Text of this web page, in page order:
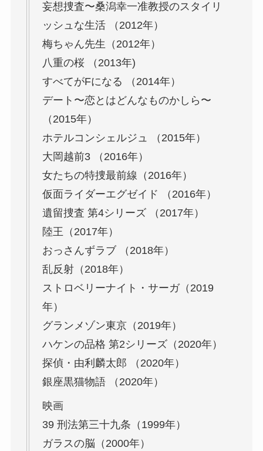
妄想捜査〜桑潟幸一准教授のスタイリ
ッシュな生活 （2012年）
梅ちゃん先生（2012年）
八重の桜 （2013年)
すべてがFになる （2014年）
デート〜恋とはどんなものかしら〜
（2015年）
ホテルコンシェルジュ （2015年）
大岡越前3 （2016年）
女たちの特捜最前線（2016年）
仮面ライダーエグゼイド （2016年）
遺留捜査 第4シリーズ （2017年）
陸王（2017年）
おっさんずラブ （2018年）
乱反射（2018年）
ストロベリーナイト・サーガ（2019
年）
グランメゾン東京（2019年）
ハケンの品格 第2シリーズ（2020年）
探偵・由利麟太郎 （2020年）
銀座黒猫物語 （2020年）
映画
39 刑法第三十九条（1999年）
ガラスの脳（2000年）